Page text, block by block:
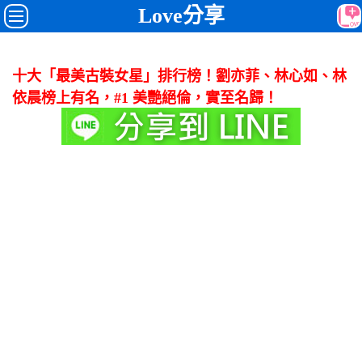
Love分享
十大「最美古裝女星」排行榜！劉亦菲、林心如、林
依晨榜上有名，#1 美艷絕倫，實至名歸！